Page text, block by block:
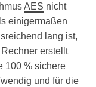
AES nicht
einigermaßen
lang ist,
erstellt
100 % sichere
und für die